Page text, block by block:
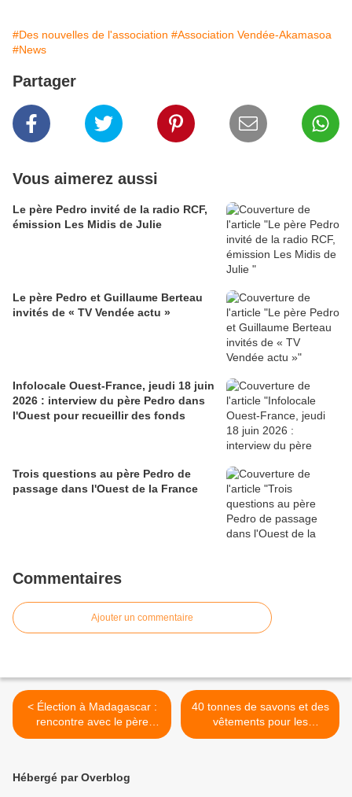
#Des nouvelles de l'association #Association Vendée-Akamasoa
#News
Partager
Vous aimerez aussi
Le père Pedro invité de la radio RCF,
émission Les Midis de Julie
Le père Pedro et Guillaume Berteau
invités de « TV Vendée actu »
Infolocale Ouest-France, jeudi 18 juin
2026 : interview du père Pedro dans
l'Ouest pour recueillir des fonds
Trois questions au père Pedro de
passage dans l'Ouest de la France
Commentaires
Ajouter un commentaire
< Élection à Madagascar :
rencontre avec le père
Pedro, une voix contre la
40 tonnes de savons et des
vêtements pour les
protégé(e)s du père Pedro
Hébergé par Overblog